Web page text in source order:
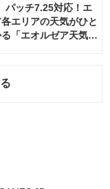
パッチ7.25対応！エ
エリアの天気がひと
る「エオルゼア天気予